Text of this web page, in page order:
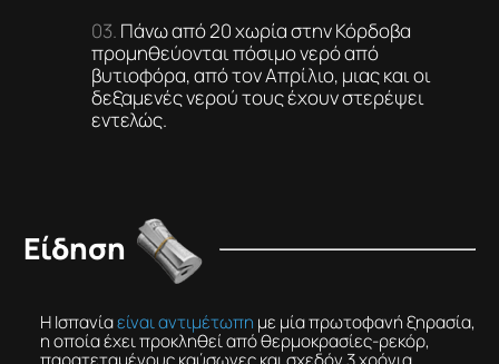
Πάνω από 20 χωρία στην Κόρδοβα
προμηθεύονται πόσιμο νερό από
βυτιοφόρα, από τον Απρίλιο, μιας και οι
δεξαμενές νερού τους έχουν στερέψει
εντελώς.
Είδηση
Η Ισπανίαείναι αντιμέτωπη με μία πρωτοφανή ξηρασία,
η οποία έχει προκληθεί από θερμοκρασίες-ρεκόρ,